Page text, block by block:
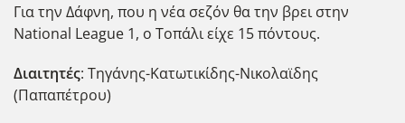
Για την Δάφνη, που η νέα σεζόν θα την βρει στην
National League 1, ο Τοπάλι είχε 15 πόντους.
Διαιτητές: Τηγάνης-Κατωτικίδης-Νικολαϊδης
(Παπαπέτρου)